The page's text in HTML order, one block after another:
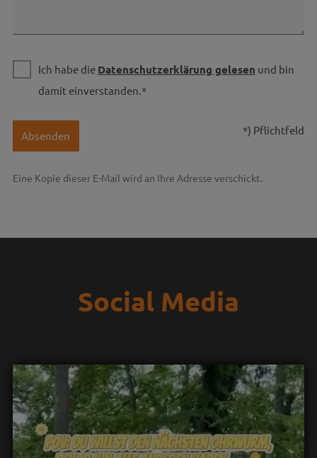
Ich habe die Datenschutzerklärung gelesen und bin
damit einverstanden.*
Absenden *) Pflichtfeld
Eine Kopie dieser E-Mail wird an Ihre Adresse verschickt.
Social Media